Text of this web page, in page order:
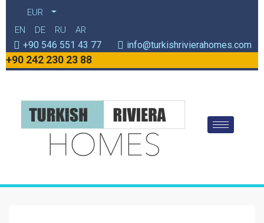
EUR
EN
DE RU AR
+90 546 551 43 77 info@turkishrivierahomes.com
+90 242 230 23 88